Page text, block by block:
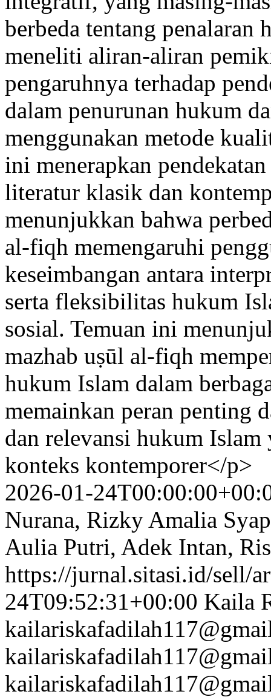
berbeda tentang
meneliti aliran-aliran
pengaruhnya terhadap
dalam penurunan hukum
menggunakan metode
ini menerapkan
literatur klasik dan
menunjukkan bahwa
al-fiqh memengaruhi
keseimbangan antara
serta fleksibilitas hukum
sosial. Temuan ini
mazhab uṣūl al-fiqh
hukum Islam dalam
memainkan peran penting
dan relevansi hukum
konteks kontemporer</p>
2026-01-
Nurana, Rizky Amalia
Aulia Putri, Adek Intan,
https://jurnal.sitasi.id/sell/
24T09:52:31+00:00 Kaila